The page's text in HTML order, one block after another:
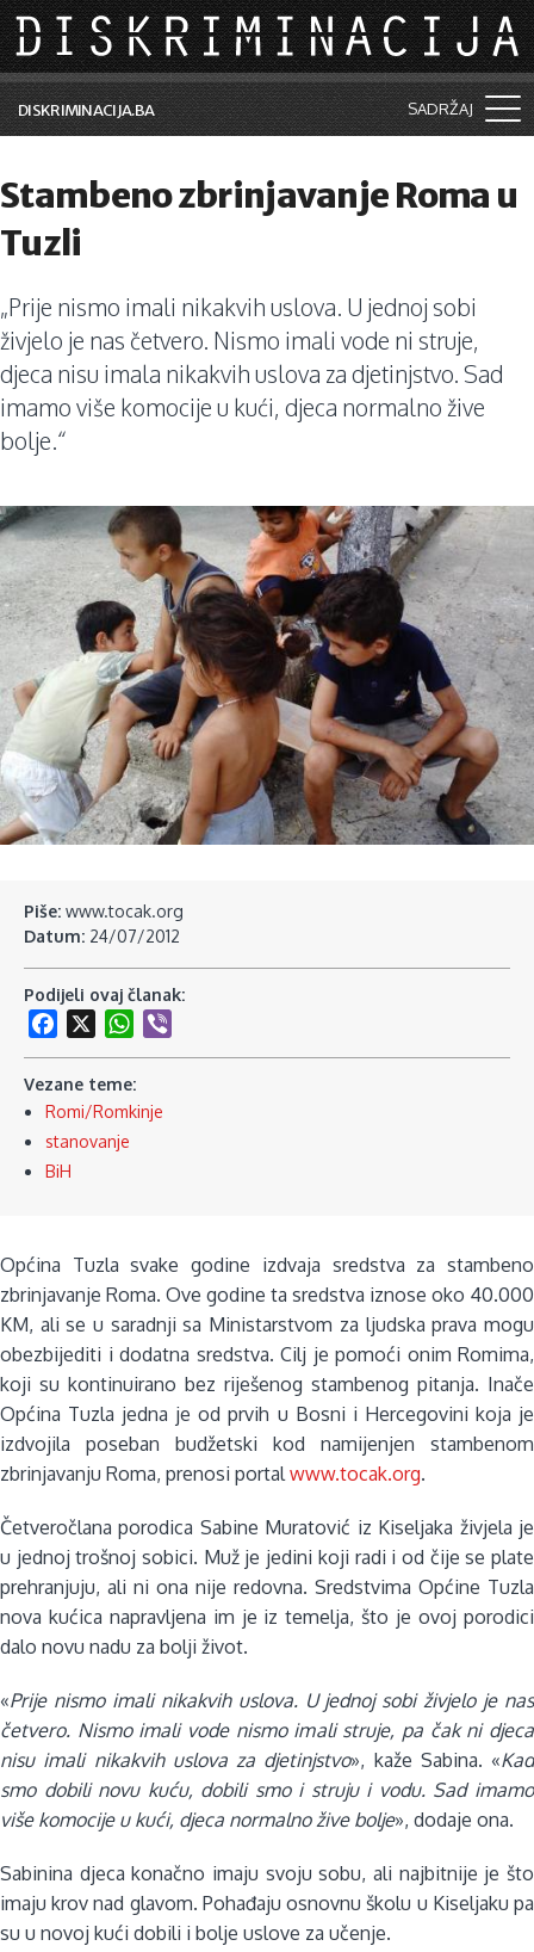
Skip to main content
DISKRIMINACIJA.BA SADRŽAJ
Vijesti i događaji
Aktuelne teme
Kolumne
Lične priče
Saradnja sa medijima
Pretraga
Stambeno zbrinjavanje Roma u
Tuzli
„Prije nismo imali nikakvih uslova. U jednoj sobi
živjelo je nas četvero. Nismo imali vode ni struje,
djeca nisu imala nikakvih uslova za djetinjstvo. Sad
imamo više komocije u kući, djeca normalno žive
bolje.“
Piše: www.tocak.org
Datum: 24/07/2012
Podijeli ovaj članak:
Facebook
WhatsApp
Vezane teme:
Romi/Romkinje
stanovanje
BiH
Općina Tuzla svake godine izdvaja sredstva za stambeno
zbrinjavanje Roma. Ove godine ta sredstva iznose oko 40.000
KM, ali se u saradnji sa Ministarstvom za ljudska prava mogu
obezbijediti i dodatna sredstva. Cilj je pomoći onim Romima,
koji su kontinuirano bez riješenog stambenog pitanja. Inače
Općina Tuzla jedna je od prvih u Bosni i Hercegovini koja je
izdvojila poseban budžetski kod namijenjen stambenom
zbrinjavanju Roma, prenosi portal www.tocak.org.
Četveročlana porodica Sabine Muratović iz Kiseljaka živjela je
u jednoj trošnoj sobici. Muž je jedini koji radi i od čije se plate
prehranjuju, ali ni ona nije redovna. Sredstvima Općine Tuzla
nova kućica napravljena im je iz temelja, što je ovoj porodici
dalo novu nadu za bolji život.
«Prije nismo imali nikakvih uslova. U jednoj sobi živjelo je nas
četvero. Nismo imali vode nismo imali struje, pa čak ni djeca
nisu imali nikakvih uslova za djetinjstvo», kaže Sabina. «Kad
smo dobili novu kuću, dobili smo i struju i vodu. Sad imamo
više komocije u kući, djeca normalno žive bolje», dodaje ona.
Sabinina djeca konačno imaju svoju sobu, ali najbitnije je što
imaju krov nad glavom. Pohađaju osnovnu školu u Kiseljaku pa
su u novoj kući dobili i bolje uslove za učenje.